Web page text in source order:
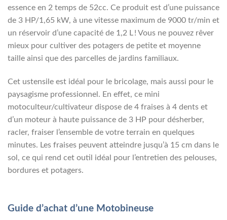
essence en 2 temps de 52cc. Ce produit est d’une puissance
de 3 HP/1,65 kW, à une vitesse maximum de 9000 tr/min et
un réservoir d’une capacité de 1,2 L ! Vous ne pouvez rêver
mieux pour cultiver des potagers de petite et moyenne
taille ainsi que des parcelles de jardins familiaux.
Cet ustensile est idéal pour le bricolage, mais aussi pour le
paysagisme professionnel. En effet, ce mini
motoculteur/cultivateur dispose de 4 fraises à 4 dents et
d’un moteur à haute puissance de 3 HP pour désherber,
racler, fraiser l’ensemble de votre terrain en quelques
minutes. Les fraises peuvent atteindre jusqu’à 15 cm dans le
sol, ce qui rend cet outil idéal pour l’entretien des pelouses,
bordures et potagers.
Guide d’achat d’une Motobineuse